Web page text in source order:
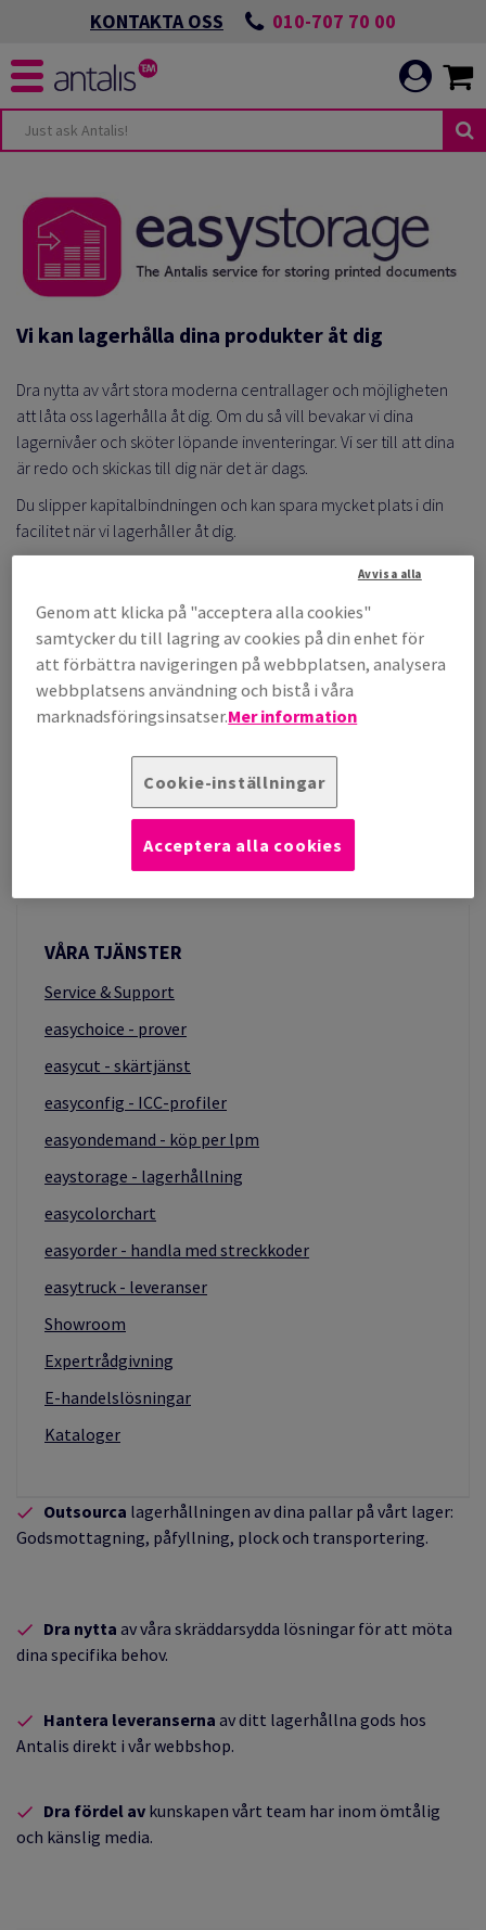
KONTAKTA OSS 010-707 70 00
Vi kan lagerhålla dina produkter åt dig
Dra nytta av vårt stora moderna centrallager och möjligheten
att låta oss lagerhålla åt dig. Om du så vill bevakar vi dina
lagernivåer och sköter löpande inventeringar. Vi ser till att dina
är redo och skickas till dig när det är dags.
Du slipper kapitalbindningen och kan spara mycket plats i din
facilitet när vi lagerhåller åt dig.
VÅRA TJÄNSTER
Service & Support
easychoice - prover
easycut - skärtjänst
easyconfig - ICC-profiler
easyondemand - köp per lpm
eaystorage - lagerhållning
easycolorchart
easyorder - handla med streckkoder
easytruck - leveranser
Showroom
Expertrådgivning
E-handelslösningar
Kataloger
Outsourca lagerhållningen av dina pallar på vårt lager:
Godsmottagning, påfyllning, plock och transportering.
Dra nytta av våra skräddarsydda lösningar för att möta
dina specifika behov.
Hantera leveranserna av ditt lagerhållna gods hos
Antalis direkt i vår webbshop.
Dra fördel av kunskapen vårt team har inom ömtålig
och känslig media.
Genom att klicka på "acceptera alla cookies"
samtycker du till lagring av cookies på din enhet för
att förbättra navigeringen på webbplatsen, analysera
webbplatsens användning och bistå i våra
marknadsföringsinsatser.Mer information
Cookie-inställningar
Avvisa alla
Acceptera alla cookies